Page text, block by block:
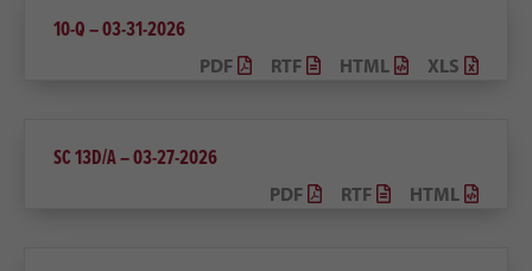
10-Q – 03-31-2026
XLS
HTML
RTF
PDF
SC 13D/A – 03-27-2026
HTML
RTF
PDF